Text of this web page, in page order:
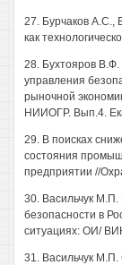
27. Бурчаков
как
28. Бухтояров
управления
рыночной
НИИОГР. Вып.4.
29. В поисках
состояния
предприятии //
30. Васильчук
безопасности в
ситуациях: ОИ/
31. Васильчук М.П.